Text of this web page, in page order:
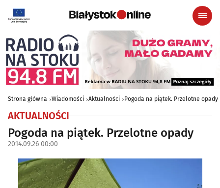
Strona główna Wiadomości Aktualności Pogoda na piątek. Przelotne opady
AKTUALNOŚCI
Pogoda na piątek. Przelotne opady
2014.09.26 00:00